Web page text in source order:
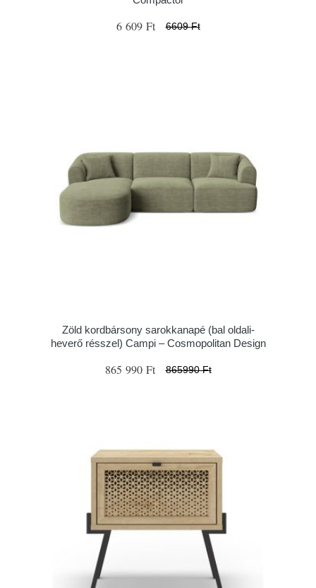
6 609 Ft 6609 Ft
Zöld kordbársony sarokkanapé (bal oldali-
heverő résszel) Campi – Cosmopolitan Design
865 990 Ft 865990 Ft